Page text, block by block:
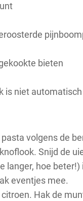
bieten
is niet
pasta volgens de
Snijd de
langer, hoe
eventjes mee.
citroen. Hak de